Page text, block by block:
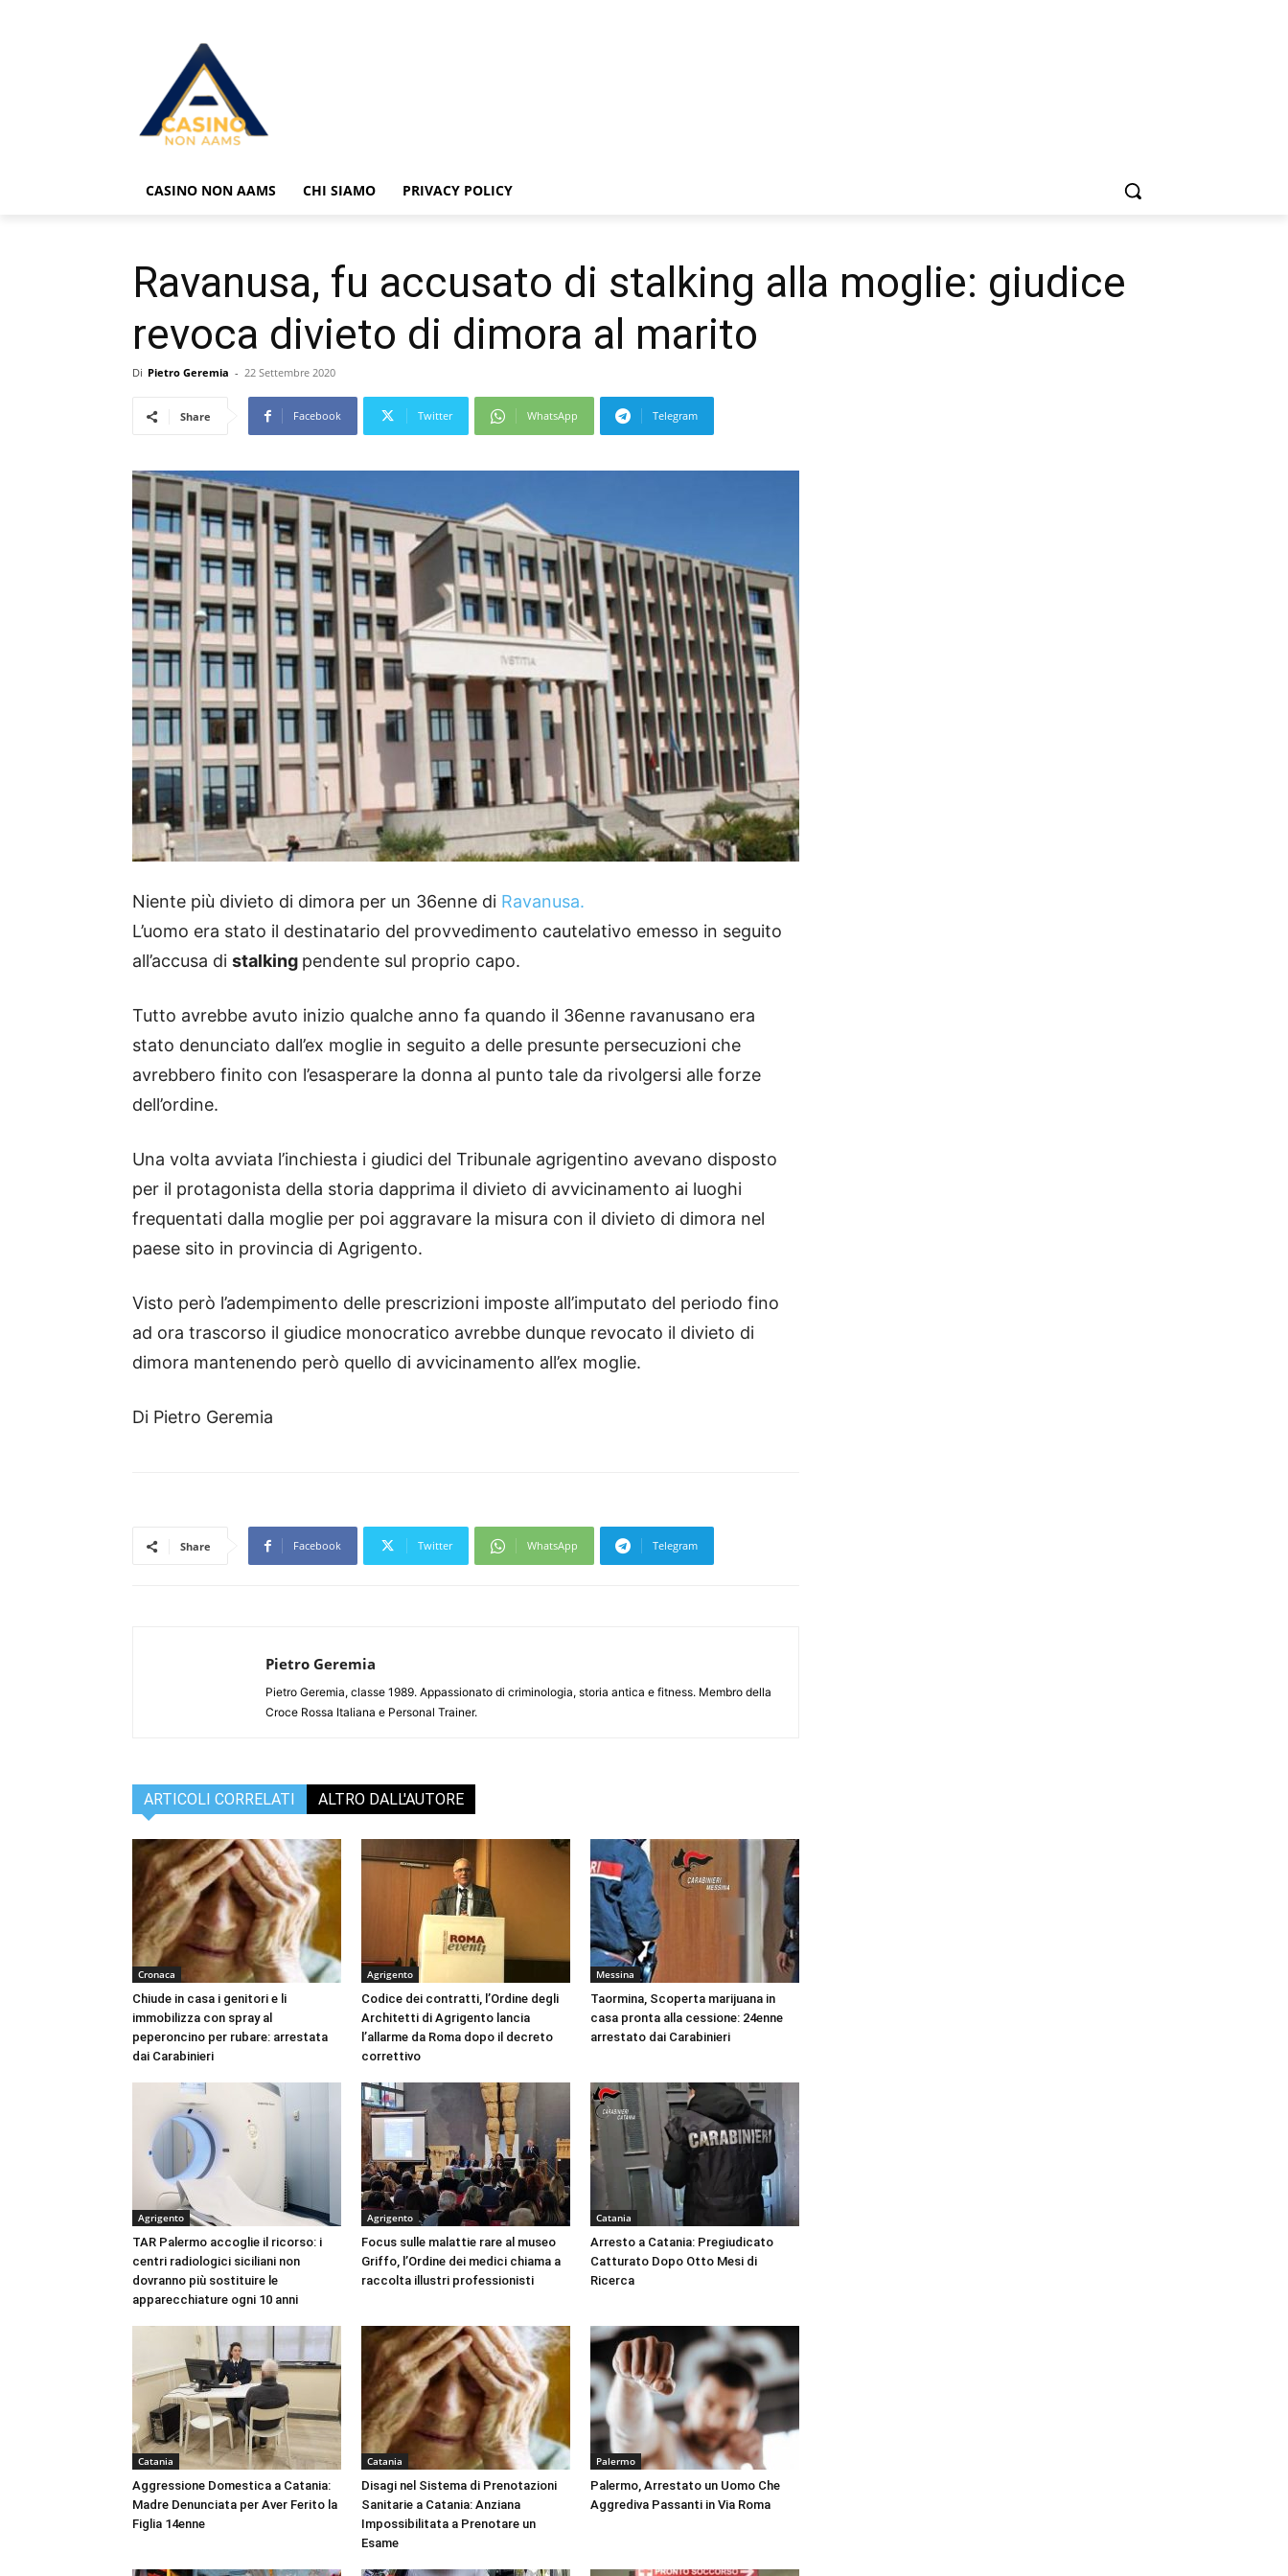
CASINO NON AAMS CHI SIAMO PRIVACY POLICY
Ravanusa, fu accusato di stalking alla moglie: giudice
revoca divieto di dimora al marito
Di Pietro Geremia - 22 Settembre 2020
Share Facebook Twitter WhatsApp Telegram
Niente più divieto di dimora per un 36enne di Ravanusa.
L’uomo era stato il destinatario del provvedimento cautelativo emesso in seguito
all’accusa di stalking pendente sul proprio capo.
Tutto avrebbe avuto inizio qualche anno fa quando il 36enne ravanusano era
stato denunciato dall’ex moglie in seguito a delle presunte persecuzioni che
avrebbero finito con l’esasperare la donna al punto tale da rivolgersi alle forze
dell’ordine.
Una volta avviata l’inchiesta i giudici del Tribunale agrigentino avevano disposto
per il protagonista della storia dapprima il divieto di avvicinamento ai luoghi
frequentati dalla moglie per poi aggravare la misura con il divieto di dimora nel
paese sito in provincia di Agrigento.
Visto però l’adempimento delle prescrizioni imposte all’imputato del periodo fino
ad ora trascorso il giudice monocratico avrebbe dunque revocato il divieto di
dimora mantenendo però quello di avvicinamento all’ex moglie.
Di Pietro Geremia
Share Facebook Twitter WhatsApp Telegram
Pietro Geremia
Pietro Geremia, classe 1989. Appassionato di criminologia, storia antica e fitness. Membro della
Croce Rossa Italiana e Personal Trainer.
ARTICOLI CORRELATI ALTRO DALL'AUTORE
Cronaca
Chiude in casa i genitori e li
immobilizza con spray al
peperoncino per rubare: arrestata
dai Carabinieri
Agrigento
Codice dei contratti, l’Ordine degli
Architetti di Agrigento lancia
l’allarme da Roma dopo il decreto
correttivo
Messina
Taormina, Scoperta marijuana in
casa pronta alla cessione: 24enne
arrestato dai Carabinieri
Agrigento
TAR Palermo accoglie il ricorso: i
centri radiologici siciliani non
dovranno più sostituire le
apparecchiature ogni 10 anni
Agrigento
Focus sulle malattie rare al museo
Griffo, l’Ordine dei medici chiama a
raccolta illustri professionisti
Catania
Arresto a Catania: Pregiudicato
Catturato Dopo Otto Mesi di
Ricerca
Catania
Aggressione Domestica a Catania:
Madre Denunciata per Aver Ferito la
Figlia 14enne
Catania
Disagi nel Sistema di Prenotazioni
Sanitarie a Catania: Anziana
Impossibilitata a Prenotare un
Esame
Palermo
Palermo, Arrestato un Uomo Che
Aggrediva Passanti in Via Roma